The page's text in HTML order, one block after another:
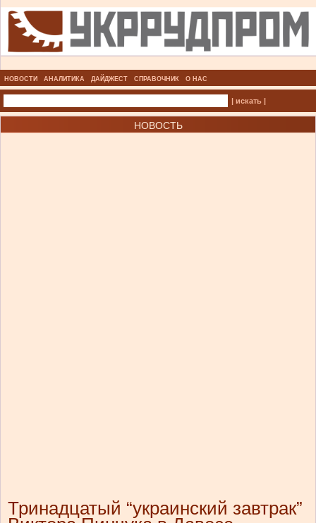
НОВОСТИ АНАЛИТИКА ДАЙДЖЕСТ СПРАВОЧНИК О НАС
| искать |
НОВОСТЬ
Тринадцатый “украинский завтрак”